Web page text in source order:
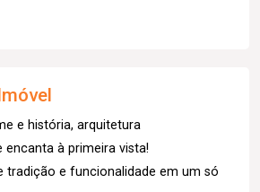
e história, arquitetura
à primeira vista!
tradição e funcionalidade em um só